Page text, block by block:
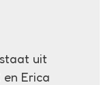
uit
Erica